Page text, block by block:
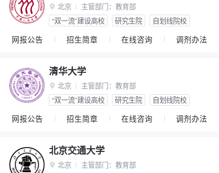
 北京 主管部门： 教育部
“双一流”建设高校
研究生院 自划线院校
网报公告 招生简章 在线咨询 调剂办法
清华大学
 北京 主管部门： 教育部
“双一流”建设高校
研究生院 自划线院校
网报公告 招生简章 在线咨询 调剂办法
北京交通大学
 北京 主管部门： 教育部